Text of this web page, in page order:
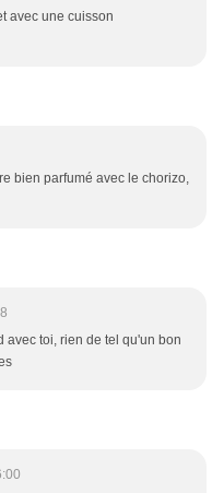
avec une cuisson
bien parfumé avec le chorizo,
avec toi, rien de tel qu'un bon